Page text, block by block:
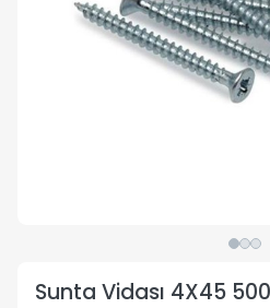
Sunta Vidası 4X45